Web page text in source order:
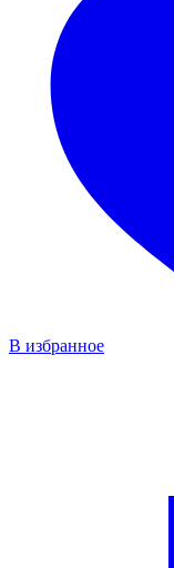
В избранное